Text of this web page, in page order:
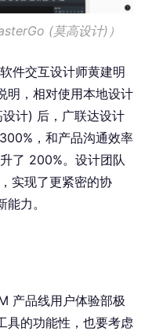
(莫高设计)）
件交互设计师黄建明
明，相对使用本地设计
计) 后，广联达设计
，和产品沟通效率
了 200%。设计团队
实现了更紧密的协
力。
产品线用户体验部极
具的功能性，也要考虑